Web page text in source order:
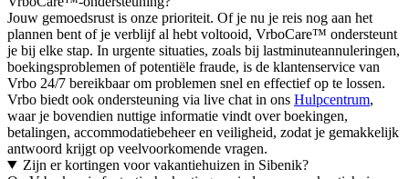
Jouw gemoedsrust is onze prioriteit. Of je nu je reis nog aan het
plannen bent of je verblijf al hebt voltooid, VrboCare™ ondersteunt
je bij elke stap. In urgente situaties, zoals bij lastminuteannuleringen,
boekingsproblemen of potentiële fraude, is de klantenservice van
Vrbo 24/7 bereikbaar om problemen snel en effectief op te lossen.
Vrbo biedt ook ondersteuning via live chat in ons Hulpcentrum,
waar je bovendien nuttige informatie vindt over boekingen,
betalingen, accommodatiebeheer en veiligheid, zodat je gemakkelijk
antwoord krijgt op veelvoorkomende vragen.
Zijn er kortingen voor vakantiehuizen in Sibenik?